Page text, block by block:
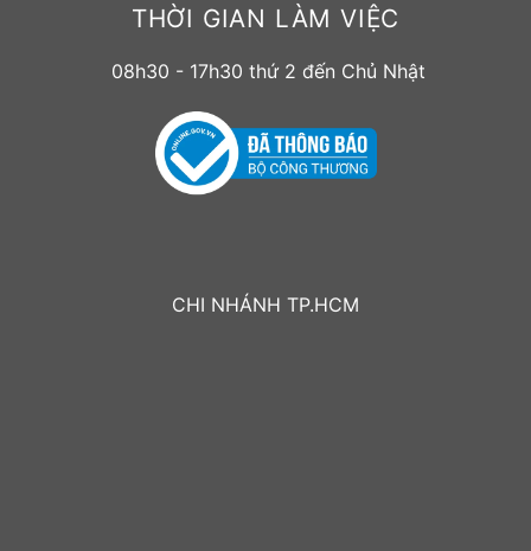
THỜI GIAN LÀM VIỆC
08h30 - 17h30 thứ 2 đến Chủ Nhật
CHI NHÁNH TP.HCM